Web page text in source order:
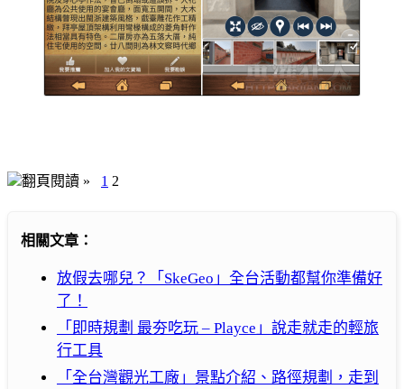
翻頁閱讀 » 1 2
相關文章：
放假去哪兒？「SkeGeo」全台活動都幫你準備好
了！
「即時規劃 最夯吃玩 – Playce」說走就走的輕旅
行工具
「全台灣觀光工廠」景點介紹、路徑規劃，走到